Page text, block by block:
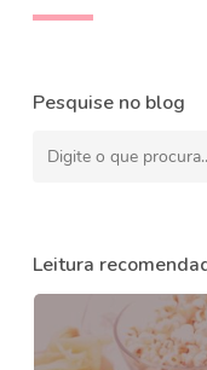
Pesquise no blog
Leitura